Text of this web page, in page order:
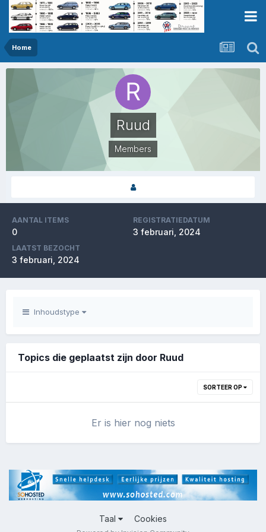
Home
Ruud
Members
AANTAL ITEMS
0
REGISTRATIEDATUM
3 februari, 2024
LAATST BEZOCHT
3 februari, 2024
Inhoudstype
Topics die geplaatst zijn door Ruud
SORTEER OP
Er is hier nog niets
Taal Cookies